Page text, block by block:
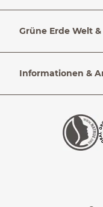
Grüne Erde Welt &
Informationen &